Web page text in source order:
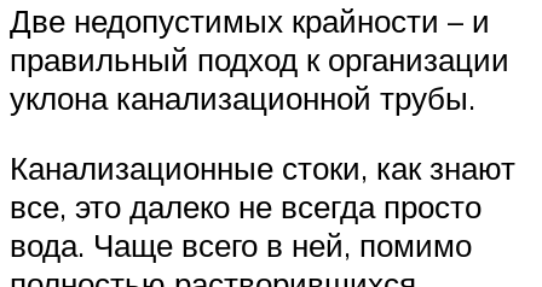
Две недопустимых крайности – и
правильный подход к организации
уклона канализационной трубы.
Канализационные стоки, как знают
все, это далеко не всегда просто
вода. Чаще всего в ней, помимо